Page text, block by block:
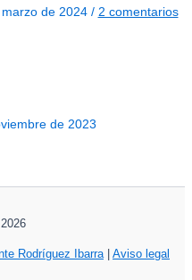
de 2024 / 2 comentarios
de 2023
Rodríguez Ibarra| Aviso legal